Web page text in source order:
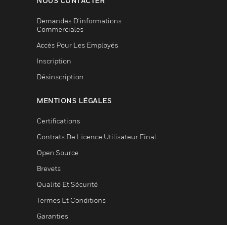
Demandes D’informations
Commerciales
Accès Pour Les Employés
Inscription
Désinscription
MENTIONS LÉGALES
Certifications
Contrats De Licence Utilisateur Final
Open Source
Brevets
Qualité Et Sécurité
Termes Et Conditions
Garanties